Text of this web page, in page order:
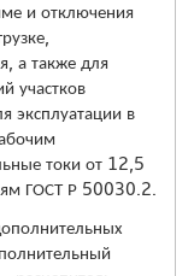
и отключения
а также для
участков
эксплуатации в
токи от 12,5
ГОСТ Р 50030.2.